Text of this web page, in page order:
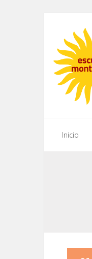
content
Inicio